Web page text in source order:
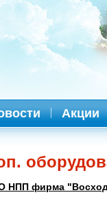
Акции
НПП фирма